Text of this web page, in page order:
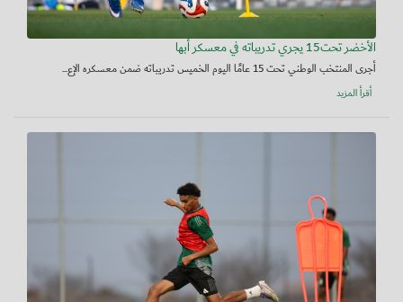
الأخضر تحت15 يجري تدريباته في معسكر أبها
أجرى المنتخب الوطني تحت 15 عامًا اليوم الخميس تدريباته ضمن معسكره الإع...
أقرأ المزيد